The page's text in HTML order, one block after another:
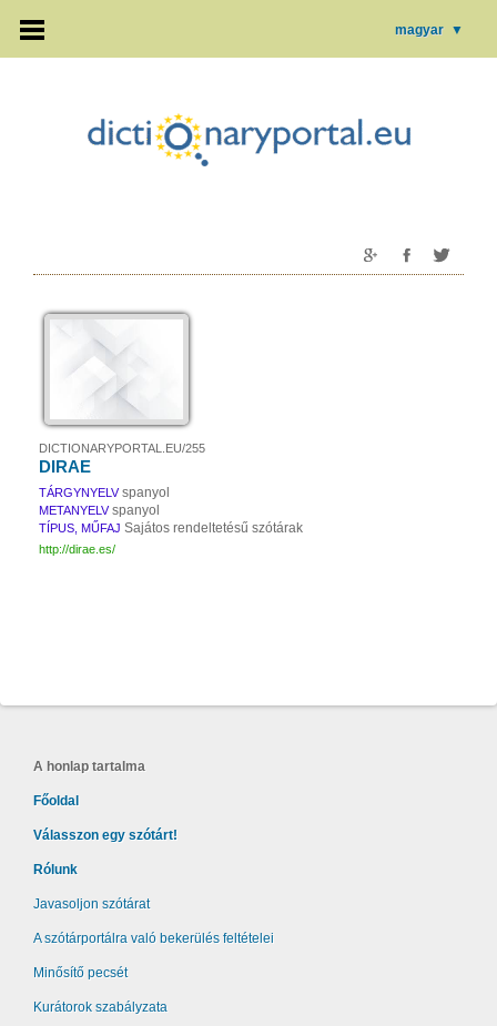
magyar ▼
DICTIONARYPORTAL.EU/255
DIRAE
TÁRGYNYELV spanyol
METANYELV spanyol
TÍPUS, MŰFAJ Sajátos rendeltetésű szótárak
http://dirae.es/
A honlap tartalma
Főoldal
Válasszon egy szótárt!
Rólunk
Javasoljon szótárat
A szótárportálra való bekerülés feltételei
Minősítő pecsét
Kurátorok szabályzata